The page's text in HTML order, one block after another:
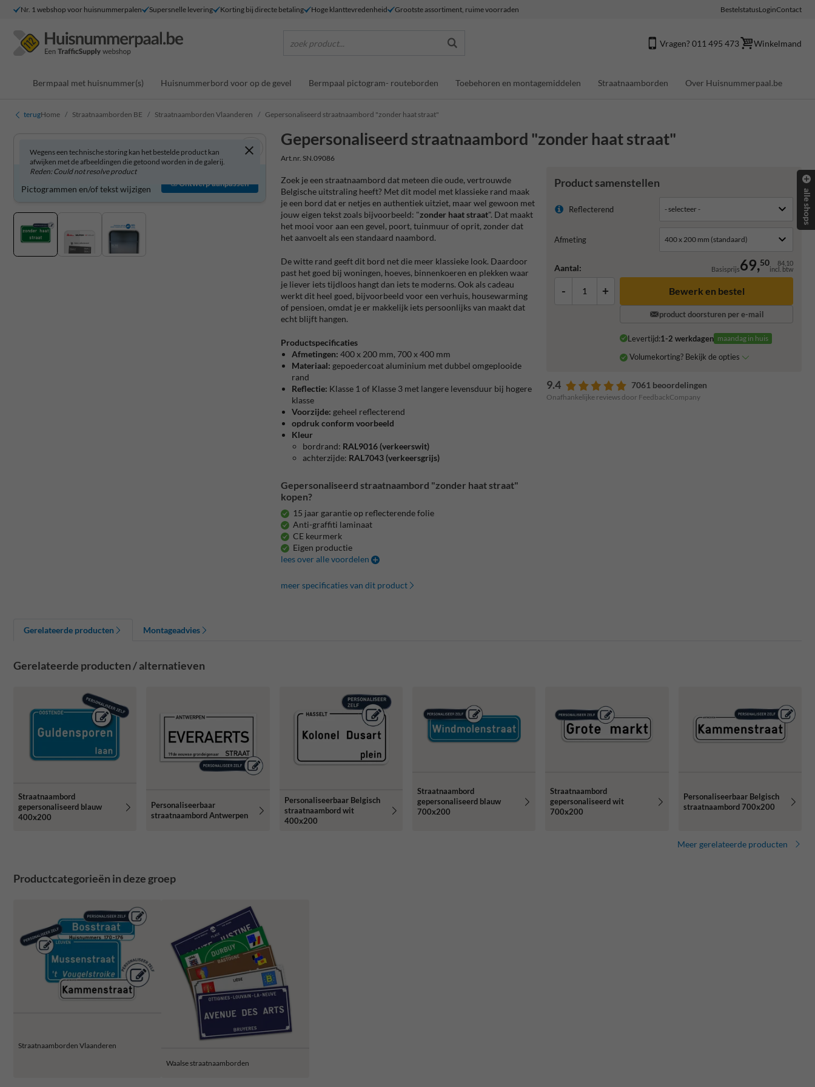
Nr. 1 webshop voor huisnummerpalen Supersnelle levering Korting bij directe betaling Hoge klanttevredenheid Grootste assortiment, ruime voorraden BestelstatusLoginContact
zoek product... Vragen? 011 495 473 Winkelmand
Bermpaal met huisnummer(s) Huisnummerbord voor op de gevel Bermpaal pictogram- routeborden Toebehoren en montagemiddelen Straatnaamborden Over Huisnummerpaal.be
terugHome Straatnaamborden BE Straatnaamborden Vlaanderen Gepersonaliseerd straatnaambord "zonder haat straat"
Gepersonaliseerd straatnaambord "zonder haat straat"
Art.nr. SN.09086
Wegens een technische storing kan het bestelde product kan
afwijken met de afbeeldingen die getoond worden in de galerij.
Reden: Could not resolve product
Product zelf aanpassen?
Pictogrammen en/of tekst wijzigen
Ontwerp aanpassen Product samenstellen
Reflecterend
Afmeting
Aantal: Basisprijs69,50 84,10
incl. btw
- +
product doorsturen per e-mail
Levertijd:1-2 werkdagen maandag in huis
Volumekorting? Bekijk de opties
9.4 7061 beoordelingen
Onafhankelijke reviews door FeedbackCompany
Zoek je een straatnaambord dat meteen die oude, vertrouwde
Belgische uitstraling heeft? Met dit model met klassieke rand maak
je een bord dat er netjes en authentiek uitziet, maar wel gewoon met
jouw eigen tekst zoals bijvoorbeeld: "zonder haat straat". Dat maakt
het mooi voor aan een gevel, poort, tuinmuur of oprit, zonder dat
het aanvoelt als een standaard naambord.
De witte rand geeft dit bord net die meer klassieke look. Daardoor
past het goed bij woningen, hoeves, binnenkoeren en plekken waar
je liever iets tijdloos hangt dan iets te moderns. Ook als cadeau
werkt dit heel goed, bijvoorbeeld voor een verhuis, housewarming
of pensioen, omdat je er makkelijk iets persoonlijks van maakt dat
echt blijft hangen.
Productspecificaties
Afmetingen: 400 x 200 mm, 700 x 400 mm
Materiaal: gepoedercoat aluminium met dubbel omgeplooide
rand
Reflectie: Klasse 1 of Klasse 3 met langere levensduur bij hogere
klasse
Voorzijde: geheel reflecterend
opdruk conform voorbeeld
Kleur
bordrand: RAL9016 (verkeerswit)
achterzijde: RAL7043 (verkeersgrijs)
Gepersonaliseerd straatnaambord "zonder haat straat"
kopen?
15 jaar garantie op reflecterende folie
Anti-graffiti laminaat
CE keurmerk
Eigen productie
lees over alle voordelen
meer specificaties van dit product
Gerelateerde producten Montageadvies
Gerelateerde producten / alternatieven
Straatnaambord
gepersonaliseerd blauw
400x200
Personaliseerbaar
straatnaambord Antwerpen
Personaliseerbaar Belgisch
straatnaambord wit
400x200
Straatnaambord
gepersonaliseerd blauw
700x200
Straatnaambord
gepersonaliseerd wit
700x200
Personaliseerbaar Belgisch
straatnaambord 700x200
Meer gerelateerde producten
Productcategorieën in deze groep
Straatnaamborden Vlaanderen
Waalse straatnaamborden
alle shops